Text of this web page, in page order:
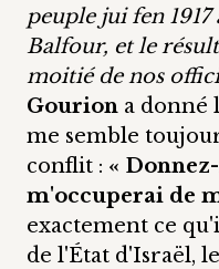
peuple jui fen
Balfour, et le
moitié de nos
Gourion a donné
me semble
conflit : «
m'occuperai de
exactement ce
de l'État d'Israël,